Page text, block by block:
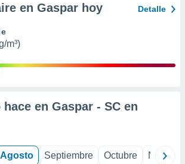
en Gaspar hoy Detalle
m³)
en Gaspar - SC en
Agosto Septiembre Octubre